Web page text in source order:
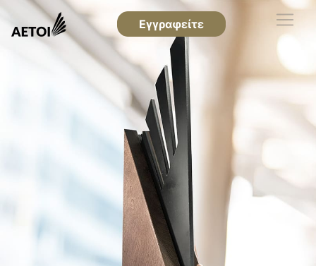
Εγγραφείτε